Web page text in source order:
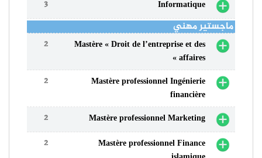
Informatique
3
ماجستير مهني
Mastère « Droit de l’entreprise et des
affaires »
2
Mastère professionnel Ingénierie
financière
2
Mastère professionnel Marketing
2
Mastère professionnel Finance
2